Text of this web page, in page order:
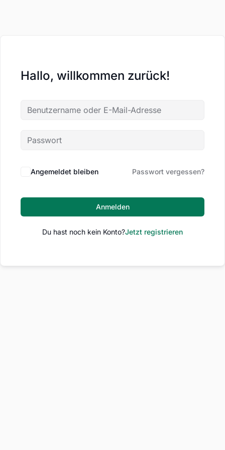
Hallo, willkommen zurück!
Angemeldet bleiben Passwort vergessen?
Anmelden
Du hast noch kein Konto?Jetzt registrieren